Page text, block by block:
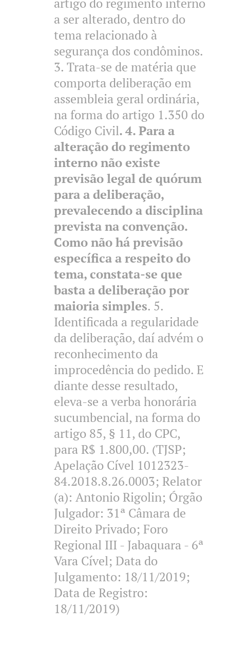
a ser alterado, dentro do
tema relacionado à
segurança dos condôminos.
3. Trata-se de matéria que
comporta deliberação em
assembleia geral ordinária,
na forma do artigo 1.350 do
Código Civil. 4. Para a
alteração do regimento
interno não existe
previsão legal de quórum
para a deliberação,
prevalecendo a disciplina
prevista na convenção.
Como não há previsão
específica a respeito do
tema, constata-se que
basta a deliberação por
maioria simples. 5.
Identificada a regularidade
da deliberação, daí advém o
reconhecimento da
improcedência do pedido. E
diante desse resultado,
eleva-se a verba honorária
sucumbencial, na forma do
artigo 85, § 11, do CPC,
para R$ 1.800,00. (TJSP;
Apelação Cível 1012323-
84.2018.8.26.0003; Relator
(a): Antonio Rigolin; Órgão
Julgador: 31ª Câmara de
Direito Privado; Foro
Regional III - Jabaquara - 6ª
Vara Cível; Data do
Julgamento: 18/11/2019;
Data de Registro:
18/11/2019)